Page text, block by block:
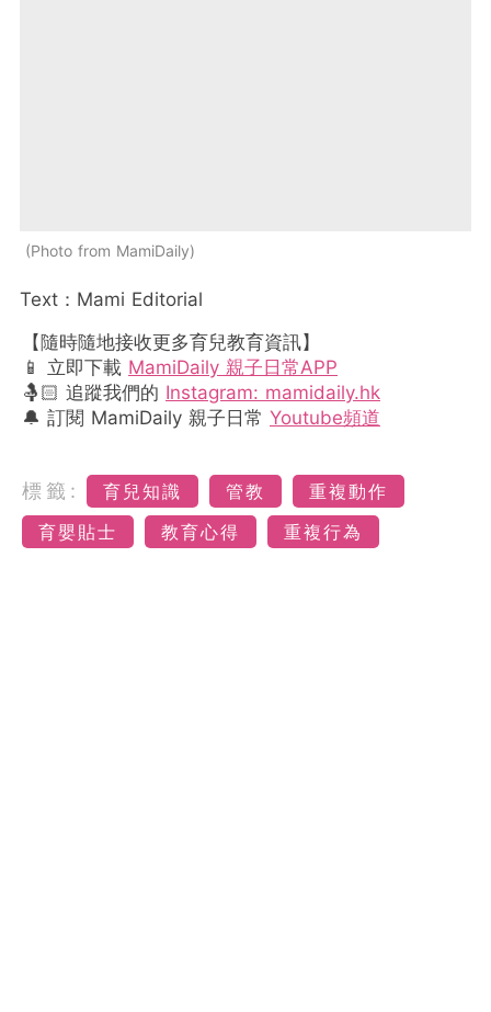
Photo from MamiDaily
Text：Mami Editorial
【隨時隨地接收更多育兒教育資訊】
📱 立即下載 MamiDaily 親子日常APP
🤱🏻 追蹤我們的 Instagram: mamidaily.hk
🔔 訂閱 MamiDaily 親子日常 Youtube頻道
標籤: 育兒知識 管教
重複動作
育嬰貼士
教育心得 重複行為